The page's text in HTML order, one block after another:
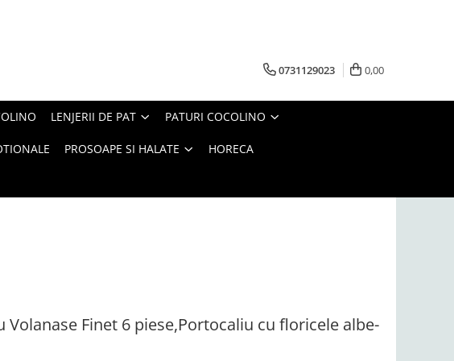
0731129023 0,00
LENJERII DE PAT PATURI COCOLINO
PROSOAPE SI HALATE HORECA
Volanase Finet 6 piese,Portocaliu cu floricele albe-